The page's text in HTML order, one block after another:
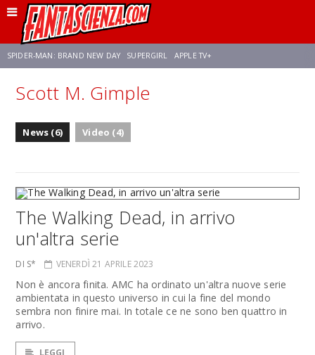
SPIDER-MAN: BRAND NEW DAY SUPERGIRL APPLE TV+
FRANCO RICCIARDIELLO ZENDAYA STAR TREK
Scott M. Gimple
News (6) Video (4)
The Walking Dead, in arrivo
un'altra serie
DI S* VENERDÌ 21 APRILE 2023
Non è ancora finita. AMC ha ordinato un'altra nuove serie
ambientata in questo universo in cui la fine del mondo
sembra non finire mai. In totale ce ne sono ben quattro in
arrivo.
LEGGI